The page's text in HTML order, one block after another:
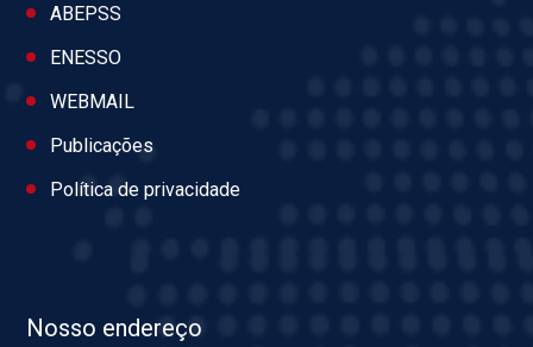
ABEPSS
ENESSO
WEBMAIL
Publicações
Política de privacidade
Nosso endereço